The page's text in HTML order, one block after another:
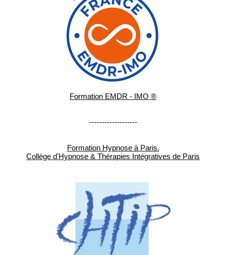
Formation EMDR - IMO ®
-------------------
Formation Hypnose à Paris.
Collège d'Hypnose & Thérapies Intégratives de Paris